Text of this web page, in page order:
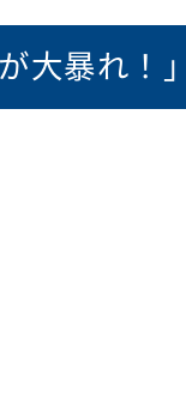
大暴れ！」